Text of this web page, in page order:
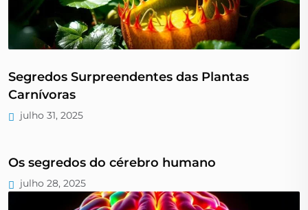
Segredos Surpreendentes das Plantas
Carnívoras
julho 31, 2025
Os segredos do cérebro humano
julho 28, 2025